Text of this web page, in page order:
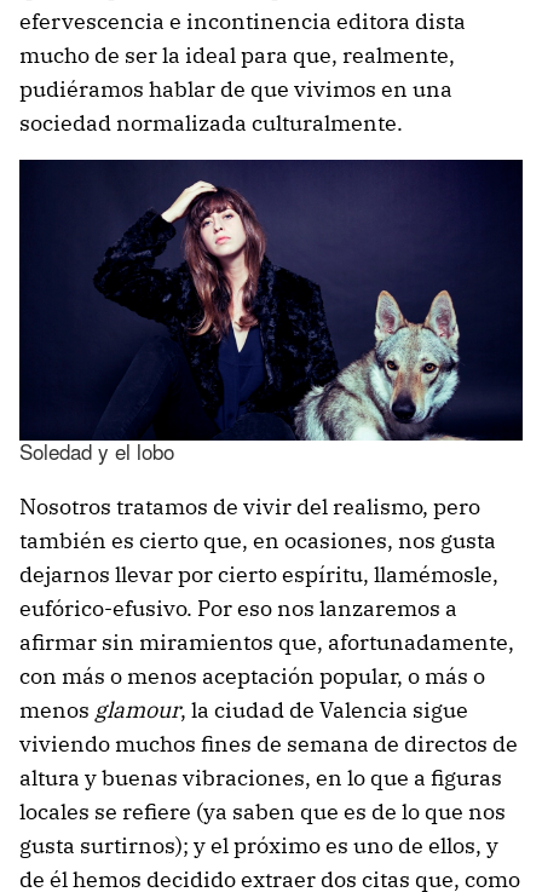
efervescencia e incontinencia editora dista
mucho de ser la ideal para que, realmente,
pudiéramos hablar de que vivimos en una
sociedad normalizada culturalmente.
Soledad y el lobo
Nosotros tratamos de vivir del realismo, pero
también es cierto que, en ocasiones, nos gusta
dejarnos llevar por cierto espíritu, llamémosle,
eufórico-efusivo. Por eso nos lanzaremos a
afirmar sin miramientos que, afortunadamente,
con más o menos aceptación popular, o más o
menos glamour, la ciudad de Valencia sigue
viviendo muchos fines de semana de directos de
altura y buenas vibraciones, en lo que a figuras
locales se refiere (ya saben que es de lo que nos
gusta surtirnos); y el próximo es uno de ellos, y
de él hemos decidido extraer dos citas que, como